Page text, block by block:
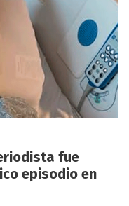
fue
episodio en